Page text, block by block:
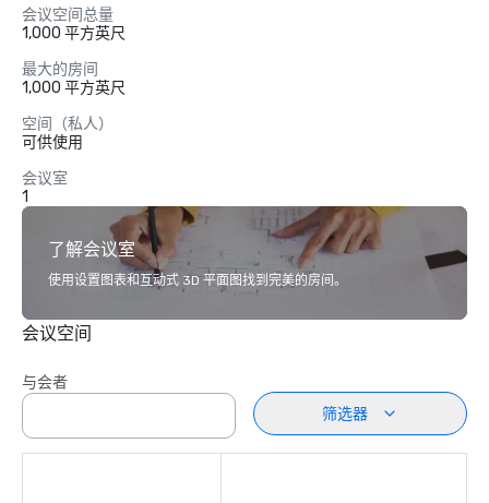
会议空间总量
1,000 平方英尺
最大的房间
1,000 平方英尺
空间（私人）
可供使用
会议室
1
了解会议室
使用设置图表和互动式 3D 平面图找到完美的房间。
会议空间
与会者
筛选器